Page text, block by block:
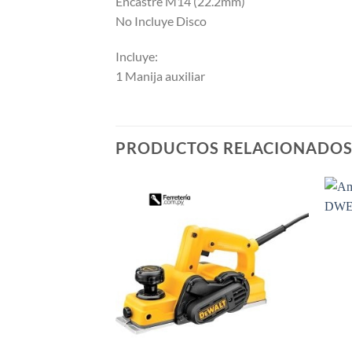
No Incluye Disco
Incluye:
1 Manija auxiliar
PRODUCTOS RELACIONADOS